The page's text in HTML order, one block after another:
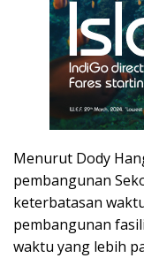
Menurut Dody
pembangunan
keterbatasan
pembangunan
waktu yang lebih